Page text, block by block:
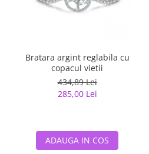
Bratara argint reglabila cu
copacul vietii
434,89 Lei
285,00 Lei
ADAUGA IN COS